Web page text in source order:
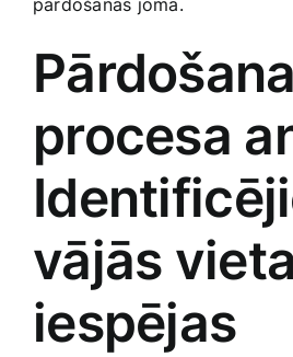
pārdošanas jomā.
procesa
vājās
iespējas